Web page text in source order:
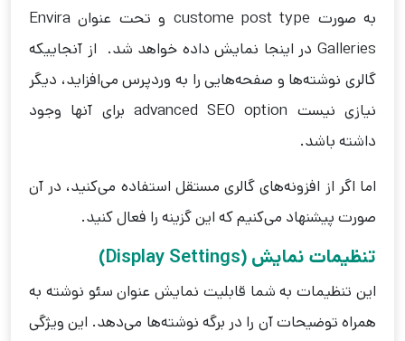
به صورت custome post type و تحت عنوان Envira
Galleries در اینجا نمایش داده خواهد شد. از آنجاییکه
گالری نوشته‌ها و صفحه‌هایی را به وردپرس می‌افزاید، دیگر
نیازی نیست advanced SEO option برای آنها وجود
داشته باشد.
اما اگر از افزونه‌های گالری مستقل استفاده می‌کنید، در آن
صورت پیشنهاد می‌کنیم که این گزینه را فعال کنید.
تنظیمات نمایش (Display Settings)
این تنظیمات به شما قابلیت نمایش عنوان سئو نوشته به
همراه توضیحات آن را در برگه نوشته‌‌ها می‌دهد. این ویژگی